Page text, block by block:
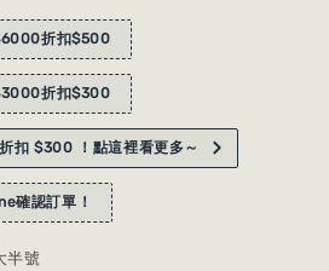
折扣$500
折扣$300
扣 $300 ！點這裡看更多～
確認訂單！
半號